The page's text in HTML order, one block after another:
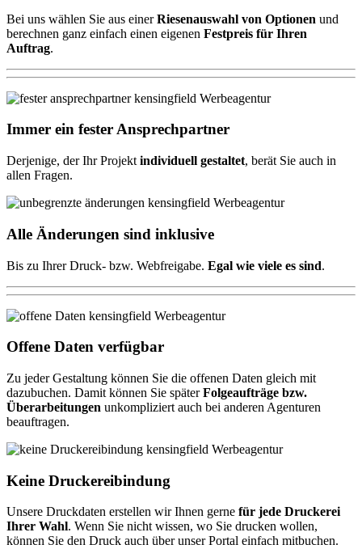
Bei uns wählen Sie aus einerRiesenauswahl von Optionen und
berechnen ganz einfach einen eigenen Festpreis für Ihren
Auftrag.
Immer ein fester Ansprechpartner
Derjenige, der Ihr Projekt individuell gestaltet, berät Sie auch in
allen Fragen.
Alle Änderungen sind inklusive
Bis zu Ihrer Druck- bzw. Webfreigabe. Egal wie viele es sind.
Offene Daten verfügbar
Zu jeder Gestaltung können Sie die offenen Daten gleich mit
dazubuchen. Damit können Sie späterFolgeaufträge bzw.
Überarbeitungen unkompliziert auch bei anderen Agenturen
beauftragen.
Keine Druckereibindung
Unsere Druckdaten erstellen wir Ihnen gerne für jede Druckerei
Ihrer Wahl. Wenn Sie nicht wissen, wo Sie drucken wollen,
können Sie den Druck auch über unser Portal einfach mitbuchen.